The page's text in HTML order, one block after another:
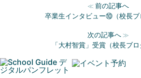
≪ 前の記事へ
卒業生インタビュー⑩（校長ブ
次の記事へ ≫
「大村智賞」受賞（校長ブロ